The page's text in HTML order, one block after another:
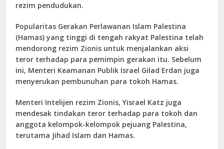
rezim pendudukan.
Popularitas Gerakan Perlawanan Islam Palestina
(Hamas) yang tinggi di tengah rakyat Palestina telah
mendorong rezim Zionis untuk menjalankan aksi
teror terhadap para pemimpin gerakan itu. Sebelum
ini, Menteri Keamanan Publik Israel Gilad Erdan juga
menyerukan pembunuhan para tokoh Hamas.
Menteri Intelijen rezim Zionis, Yisrael Katz juga
mendesak tindakan teror terhadap para tokoh dan
anggota kelompok-kelompok pejuang Palestina,
terutama Jihad Islam dan Hamas.